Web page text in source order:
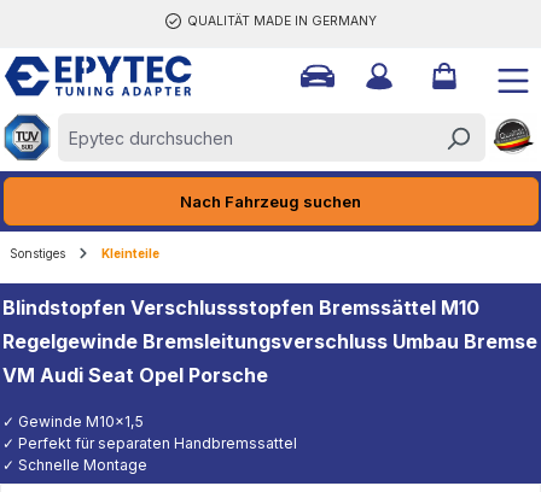
QUALITÄT MADE IN GERMANY
Nach Fahrzeug suchen
Sonstiges Kleinteile
Blindstopfen Verschlussstopfen Bremssättel M10
Regelgewinde Bremsleitungsverschluss Umbau Bremse
VM Audi Seat Opel Porsche
✓ Gewinde M10x1,5
✓ Perfekt für separaten Handbremssattel
✓ Schnelle Montage